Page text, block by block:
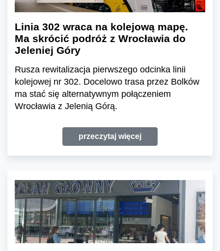
Linia 302 wraca na kolejową mapę.
Ma skrócić podróż z Wrocławia do
Jeleniej Góry
Rusza rewitalizacja pierwszego odcinka linii
kolejowej nr 302. Docelowo trasa przez Bolków
ma stać się alternatywnym połączeniem
Wrocławia z Jelenią Górą.
przeczytaj więcej